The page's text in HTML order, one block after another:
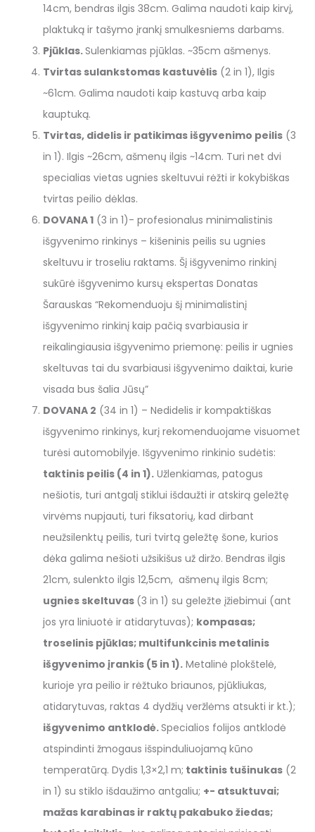
14cm, bendras ilgis 38cm. Galima naudoti kaip kirvį,
plaktuką ir tašymo įrankį smulkesniems darbams.
Pjūklas.Sulenkiamas pjūklas. ~35cm ašmenys.
Tvirtas sulankstomas kastuvėlis (2 in 1), Ilgis
~61cm. Galima naudoti kaip kastuvą arba kaip
kauptuką.
Tvirtas, didelis ir patikimas išgyvenimo peilis (3
in 1). Ilgis ~26cm, ašmenų ilgis ~14cm. Turi net dvi
specialias vietas ugnies skeltuvui rėžti ir kokybiškas
tvirtas peilio dėklas.
DOVANA 1 (3 in 1)- profesionalus minimalistinis
išgyvenimo rinkinys – kišeninis peilis su ugnies
skeltuvu ir troseliu raktams. Šį išgyvenimo rinkinį
sukūrė išgyvenimo kursų ekspertas Donatas
Šarauskas “Rekomenduoju šį minimalistinį
išgyvenimo rinkinį kaip pačią svarbiausia ir
reikalingiausia išgyvenimo priemonę: peilis ir ugnies
skeltuvas tai du svarbiausi išgyvenimo daiktai, kurie
visada bus šalia Jūsų”
DOVANA 2 (34 in 1) – Nedidelis ir kompaktiškas
išgyvenimo rinkinys, kurį rekomenduojame visuomet
turėsi automobilyje. Išgyvenimo rinkinio sudėtis:
taktinis peilis (4 in 1). Užlenkiamas, patogus
nešiotis, turi antgalį stiklui išdaužti ir atskirą geležtę
virvėms nupjauti, turi fiksatorių, kad dirbant
neužsilenktų peilis, turi tvirtą geležtę šone, kurios
dėka galima nešioti užsikišus už diržo. Bendras ilgis
21cm, sulenkto ilgis 12,5cm, ašmenų ilgis 8cm;
ugnies skeltuvas (3 in 1) su geležte įžiebimui (ant
jos yra liniuotė ir atidarytuvas); kompasas;
troselinis pjūklas; multifunkcinis metalinis
išgyvenimo įrankis (5 in 1). Metalinė plokštelė,
kurioje yra peilio ir rėžtuko briaunos, pjūkliukas,
atidarytuvas, raktas 4 dydžių veržlėms atsukti ir kt.);
išgyvenimo antklodė.Specialios folijos antklodė
atspindinti žmogaus išspinduliuojamą kūno
temperatūrą. Dydis 1,3×2,1 m; taktinis tušinukas (2
in 1) su stiklo išdaužimo antgaliu; +- atsuktuvai;
mažas karabinas ir raktų pakabuko žiedas;